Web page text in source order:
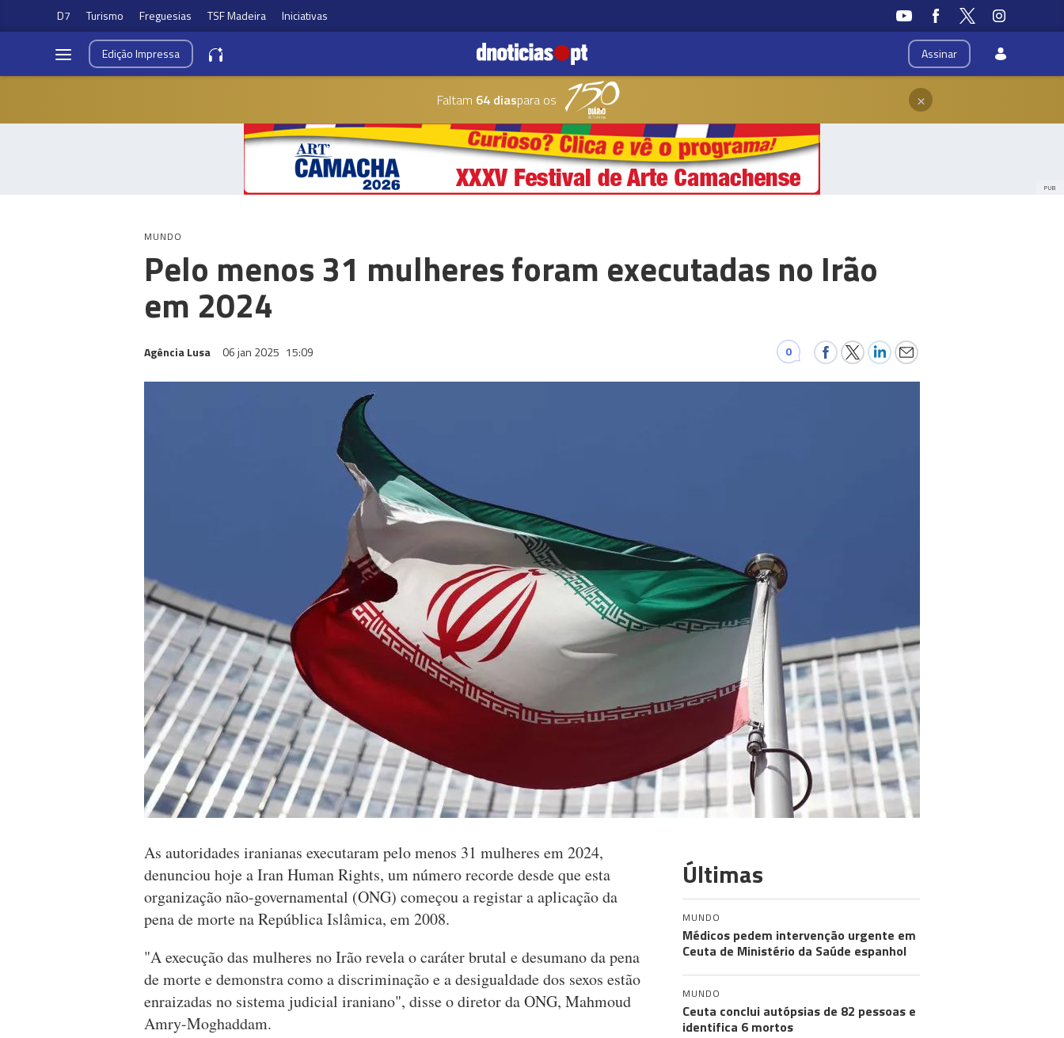
D7 Turismo Freguesias TSF Madeira Iniciativas
Assinar
EdiçãoImpressa
Faltam 64 diaspara os ×
PUB
MUNDO
Pelo menos 31 mulheres foram executadas no Irão
em 2024
Agência Lusa 06 jan 2025 15:09 0
As autoridades iranianas executaram pelo menos 31 mulheres em 2024,
denunciou hoje a Iran Human Rights, um número recorde desde que esta
organização não-governamental (ONG) começou a registar a aplicação da
pena de morte na República Islâmica, em 2008.
"A execução das mulheres no Irão revela o caráter brutal e desumano da pena
de morte e demonstra como a discriminação e a desigualdade dos sexos estão
enraizadas no sistema judicial iraniano", disse o diretor da ONG, Mahmoud
Amry-Moghaddam.
Últimas
MUNDO
Médicos pedem intervenção urgente em
Ceuta de Ministério da Saúde espanhol
MUNDO
Ceuta conclui autópsias de 82 pessoas e
identifica 6 mortos